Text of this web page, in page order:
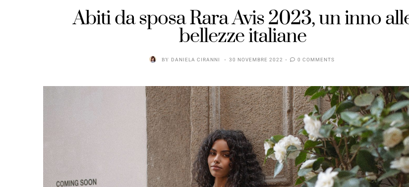
Abiti da sposa Rara Avis 2023, un inno
bellezze italiane
BY DANIELA CIRANNI 30 NOVEMBRE 2022 0 COMMENTS